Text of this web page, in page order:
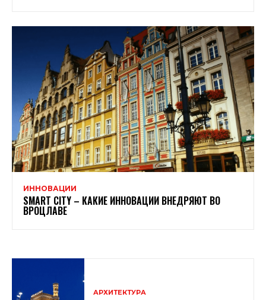
ИННОВАЦИИ
SMART CITY – КАКИЕ ИННОВАЦИИ ВНЕДРЯЮТ ВО
ВРОЦЛАВЕ
АРХИТЕКТУРА